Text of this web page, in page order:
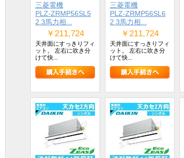
三菱電機
PLZ-ZRMP56SL5
2.3馬力相...
￥211,724
天井面にすっきりフィ
ット。 左右に吹き分
けて快...
三菱電機
PLZ-ZRMP56SL6
2.3馬力相...
￥211,724
天井面にすっきりフィ
ット。 左右に吹き分
けて快...